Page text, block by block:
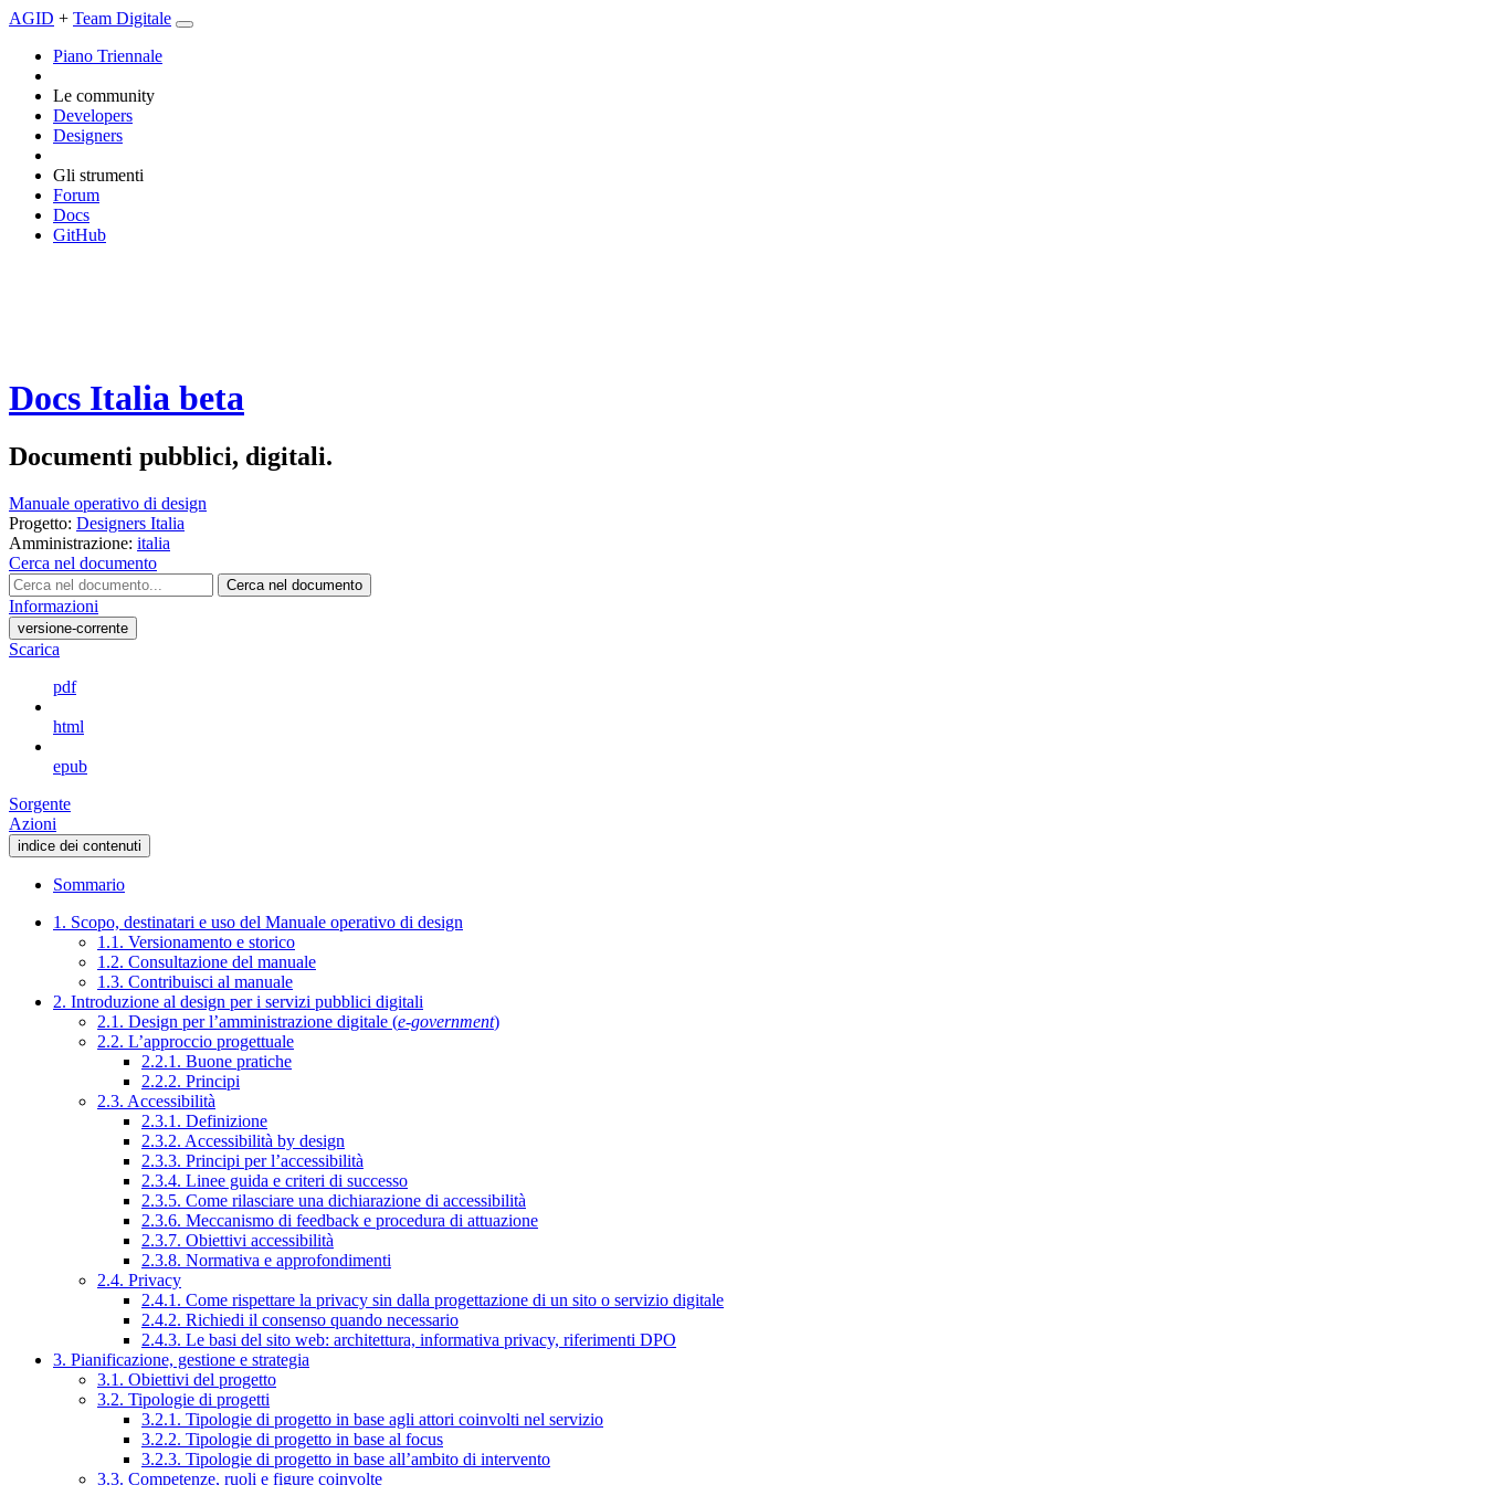
AGID + Team Digitale
Piano Triennale
Le community
Developers
Designers
Gli strumenti
Forum
Docs
GitHub
Docs Italia beta
Documenti pubblici, digitali.
Manuale operativo di design
Progetto: Designers Italia
Amministrazione: italia
Cerca nel documento
Cerca nel documento
Informazioni
versione-corrente
Scarica
pdf
html
epub
Sorgente
Azioni
indice dei contenuti
Sommario
1. Scopo, destinatari e uso del Manuale operativo di design
1.1. Versionamento e storico
1.2. Consultazione del manuale
1.3. Contribuisci al manuale
2. Introduzione al design per i servizi pubblici digitali
2.1. Design per l’amministrazione digitale (e-government)
2.2. L’approccio progettuale
2.2.1. Buone pratiche
2.2.2. Principi
2.3. Accessibilità
2.3.1. Definizione
2.3.2. Accessibilità by design
2.3.3. Principi per l’accessibilità
2.3.4. Linee guida e criteri di successo
2.3.5. Come rilasciare una dichiarazione di accessibilità
2.3.6. Meccanismo di feedback e procedura di attuazione
2.3.7. Obiettivi accessibilità
2.3.8. Normativa e approfondimenti
2.4. Privacy
2.4.1. Come rispettare la privacy sin dalla progettazione di un sito o servizio digitale
2.4.2. Richiedi il consenso quando necessario
2.4.3. Le basi del sito web: architettura, informativa privacy, riferimenti DPO
3. Pianificazione, gestione e strategia
3.1. Obiettivi del progetto
3.2. Tipologie di progetti
3.2.1. Tipologie di progetto in base agli attori coinvolti nel servizio
3.2.2. Tipologie di progetto in base al focus
3.2.3. Tipologie di progetto in base all’ambito di intervento
3.3. Competenze, ruoli e figure coinvolte